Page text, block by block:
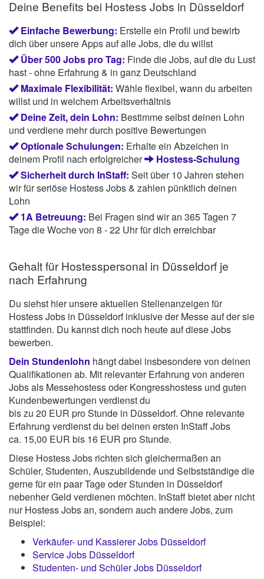
Deine Benefits bei Hostess Jobs in Düsseldorf
Einfache Bewerbung: Erstelle ein Profil und bewirb
dich über unsere Apps auf alle Jobs, die du willst
Über 500 Jobs pro Tag: Finde die Jobs, auf die du Lust
hast - ohne Erfahrung & in ganz Deutschland
Maximale Flexibilität: Wähle flexibel, wann du arbeiten
willst und in welchem Arbeitsverhältnis
Deine Zeit, dein Lohn: Bestimme selbst deinen Lohn
und verdiene mehr durch positive Bewertungen
Optionale Schulungen: Erhalte ein Abzeichen in
deinem Profil nach erfolgreicher
Hostess-Schulung
Sicherheit durch InStaff: Seit über 10 Jahren stehen
wir für seriöse Hostess Jobs & zahlen pünktlich deinen
Lohn
1A Betreuung: Bei Fragen sind wir an 365 Tagen 7
Tage die Woche von 8 - 22 Uhr für dich erreichbar
Gehalt für Hostesspersonal in Düsseldorf je
nach Erfahrung
Du siehst hier unsere aktuellen Stellenanzeigen für
Hostess Jobs in Düsseldorf inklusive der Messe auf der sie
stattfinden. Du kannst dich noch heute auf diese Jobs
bewerben.
Dein Stundenlohn hängt dabei insbesondere von deinen
Qualifikationen ab. Mit relevanter Erfahrung von anderen
Jobs als Messehostess oder Kongresshostess und guten
Kundenbewertungen verdienst du
bis zu 20 EUR pro Stunde in Düsseldorf. Ohne relevante
Erfahrung verdienst du bei deinen ersten InStaff Jobs
ca. 15,00 EUR bis 16 EUR pro Stunde.
Diese Hostess Jobs richten sich gleichermaßen an
Schüler, Studenten, Auszubildende und Selbstständige die
gerne für ein paar Tage oder Stunden in Düsseldorf
nebenher Geld verdienen möchten. InStaff bietet aber nicht
nur Hostess Jobs an, sondern auch andere Jobs, zum
Beispiel:
Verkäufer- und Kassierer Jobs Düsseldorf
Service Jobs Düsseldorf
Studenten- und Schüler Jobs Düsseldorf